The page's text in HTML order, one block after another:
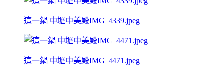
這一鍋 中壢中美殿IMG_4339.jpeg
這一鍋 中壢中美殿IMG_4471.jpeg